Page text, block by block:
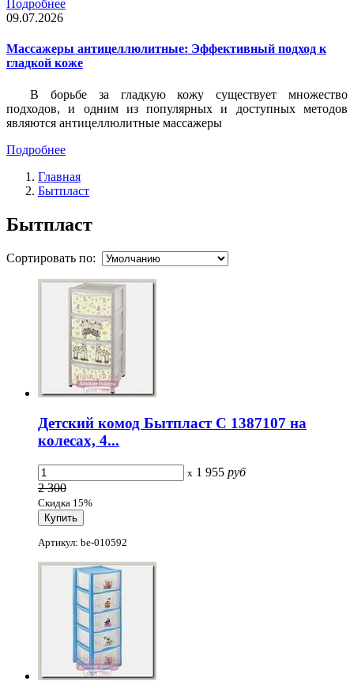
Подробнее
09.07.2026
Массажеры антицеллюлитные: Эффективный подход к
гладкой коже
В борьбе за гладкую кожу существует множество
подходов, и одним из популярных и доступных методов
являются антицеллюлитные массажеры
Подробнее
Главная
Бытпласт
Бытпласт
Сортировать по:
Детский комод Бытпласт С 1387107 на
колесах, 4...
x 1 955 руб
2 300
Скидка 15%
Артикул: be-010592